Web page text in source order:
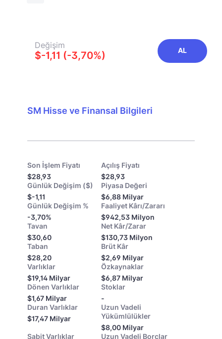
Değişim
$-1,11 (-3,70%) AL
SM Hisse ve Finansal Bilgileri
Son İşlem Fiyatı
$28,93
Açılış Fiyatı
$28,93
Günlük Değişim ($)
$-1,11
Piyasa Değeri
$6,88 Milyar
Günlük Değişim %
-3,70%
Faaliyet Kârı/Zararı
$942,53 Milyon
Tavan
$30,60
Net Kâr/Zarar
$130,73 Milyon
Taban
$28,20
Brüt Kâr
$2,69 Milyar
Varlıklar
$19,14 Milyar
Özkaynaklar
$6,87 Milyar
Dönen Varlıklar
$1,67 Milyar
Stoklar
-
Duran Varlıklar
$17,47 Milyar
Uzun Vadeli
Yükümlülükler
$8,00 Milyar
Sabit Varlıklar
Uzun Vadeli Borçlar